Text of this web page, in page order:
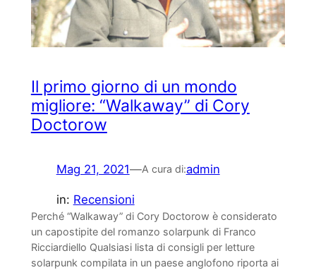
Il primo giorno di un mondo
migliore: “Walkaway” di Cory
Doctorow
Mag 21, 2021—A cura di:admin
in: Recensioni
Perché “Walkaway” di Cory Doctorow è considerato
un capostipite del romanzo solarpunk di Franco
Ricciardiello Qualsiasi lista di consigli per letture
solarpunk compilata in un paese anglofono riporta ai